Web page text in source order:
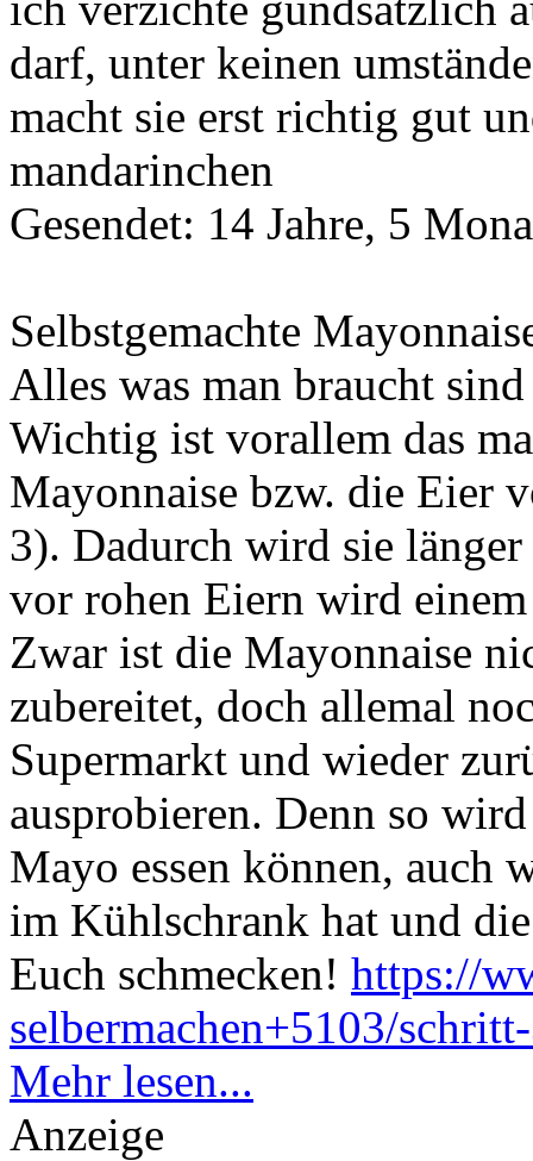
darf, unter keinen
macht sie erst richtig gut
mandarinchen
Gesendet: 14 Jahre, 5
Selbstgemachte
Alles was man braucht
Wichtig ist vorallem das
Mayonnaise bzw. die Eier
3). Dadurch wird sie
vor rohen Eiern wird
Zwar ist die Mayonnaise
zubereitet, doch allemal
Supermarkt und wieder
ausprobieren. Denn so
Mayo essen können, auch
im Kühlschrank hat und
Euch schmecken! https://
selbermachen+5103/
Mehr lesen...
Anzeige